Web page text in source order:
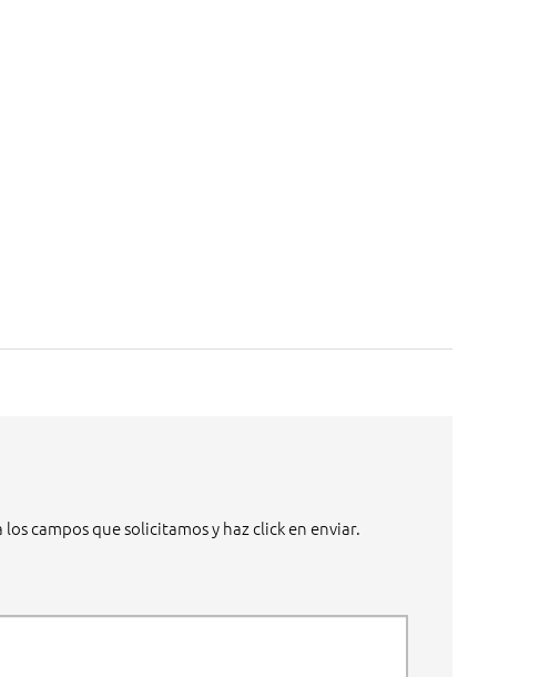
campos que solicitamos y haz click en enviar.